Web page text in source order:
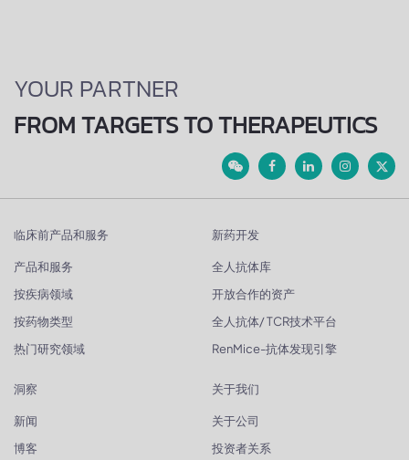
YOUR PARTNER
FROM TARGETS TO THERAPEUTICS
临床前产品和服务
产品和服务
按疾病领域
按药物类型
热门研究领域
新药开发
全人抗体库
开放合作的资产
全人抗体/ TCR技术平台
RenMice-抗体发现引擎
洞察
新闻
博客
关于我们
关于公司
投资者关系